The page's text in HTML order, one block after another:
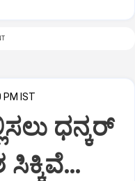
PM IST
ಧನ್ಕರ್‌